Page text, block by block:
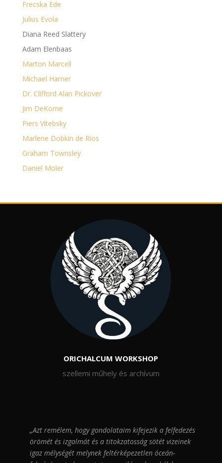
Frecska Ede
Julius Evola
Diana Reed Slattery
Adam Elenbaas
Marton Marcell
Michael Harner
Dr. Clifford Alan Pickover
Jim DeKorne
Piers Vitebsky
Marlene Dobkin de Rios
Graham Townsley
Daniel Moler
ORICHALCUM WORKSHOP
szellemi műhely és archívum
„Azt remélem, hogy gondolataim kifejezik a felfedezés
örömét és izgalmát és a titokzatosság sötét vizeinek
igaz mélységét melynek feltérképezetlen óceán-